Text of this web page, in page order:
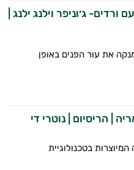
ורדים- ג׳וניפר וילנג ילנג |
את עור הפנים באופן
| הריסיום | נוטרי די
בטכנולוגיית